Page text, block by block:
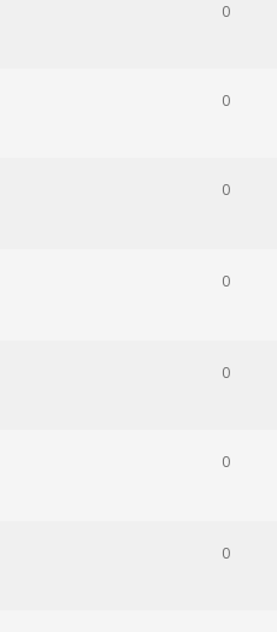
0
0
0
0
0
0
0